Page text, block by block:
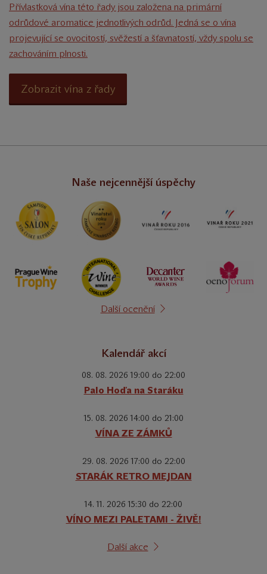
Přívlastková vína této řady jsou založena na primární
odrůdové aromatice jednotlivých odrůd. Jedná se o vína
projevující se ovocitostí, svěžestí a šťavnatostí, vždy spolu se
zachováním plnosti.
Zobrazit vína z řady
Naše nejcennější úspěchy
Další ocenění
Kalendář akcí
08. 08. 2026 19:00 do 22:00
Palo Hoďa na Staráku
15. 08. 2026 14:00 do 21:00
VÍNA ZE ZÁMKŮ
29. 08. 2026 17:00 do 22:00
STARÁK RETRO MEJDAN
14. 11. 2026 15:30 do 22:00
VÍNO MEZI PALETAMI - ŽIVĚ!
Další akce